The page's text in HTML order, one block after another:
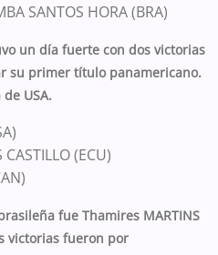
SANTOS HORA (BRA)
un día fuerte con dos victorias
su primer título panamericano.
USA.
(ECU)
fue Thamires MARTINS
victorias fueron por